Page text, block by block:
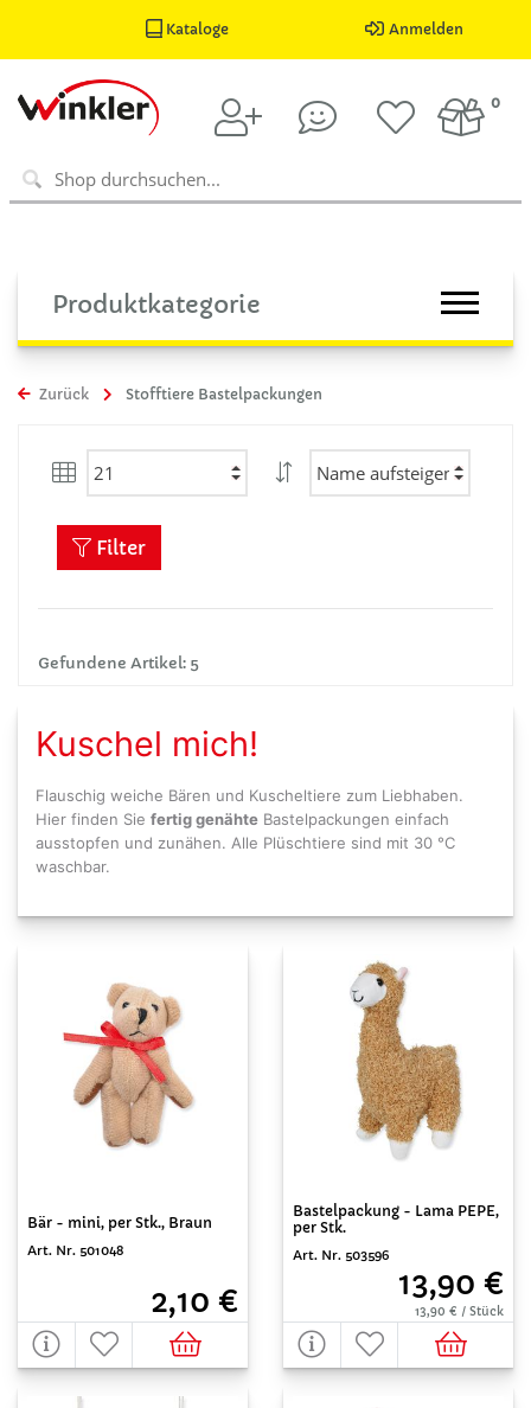
Kataloge Anmelden
0
Produktkategorie
Zurück Stofftiere Bastelpackungen
Gefundene Artikel: 5
Filter
Kuschel mich!
Flauschig weiche Bären und Kuscheltiere zum Liebhaben.
Hier finden Sie fertig genähte Bastelpackungen einfach
ausstopfen und zunähen. Alle Plüschtiere sind mit 30 °C
waschbar.
Bär - mini, per Stk., Braun
Art. Nr. 501048
2,10 €
Bastelpackung - Lama PEPE,
per Stk.
Art. Nr. 503596
13,90 €
13,90 € / Stück